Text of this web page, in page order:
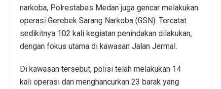
narkoba, Polrestabes Medan juga gencar melakukan
operasi Gerebek Sarang Narkoba (GSN). Tercatat
sedikitnya 102 kali kegiatan penindakan dilakukan,
dengan fokus utama di kawasan Jalan Jermal.
Di kawasan tersebut, polisi telah melakukan 14
kali operasi dan menghancurkan 23 barak yang